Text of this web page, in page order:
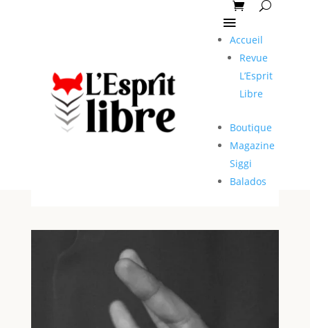
Accueil
Revue
L’Esprit
Libre
Boutique
Magazine
Siggi
Balados